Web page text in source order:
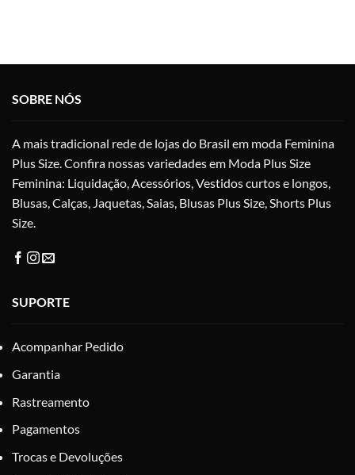
página
do
SOBRE NÓS
A mais tradicional rede de lojas do Brasil em moda Feminina
Plus Size. Confira nossas variedades em Moda Plus Size
Feminina: Liquidação, Acessórios, Vestidos curtos e longos,
Blusas, Calças, Jaquetas, Saias, Blusas Plus Size, Shorts Plus
Size.
SUPORTE
Acompanhar Pedido
Garantia
Rastreamento
Pagamentos
Trocas e Devoluções